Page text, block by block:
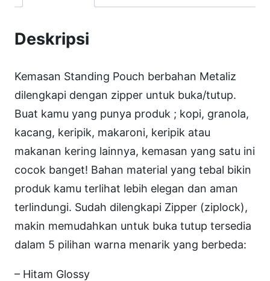
t
P
o
u
c
h
M
e
t
a
l
i
Deskripsi
Kemasan Standing Pouch berbahan Metaliz
dilengkapi dengan zipper untuk buka/tutup.
Buat kamu yang punya produk ; kopi, granola,
kacang, keripik, makaroni, keripik atau
makanan kering lainnya, kemasan yang satu ini
cocok banget! Bahan material yang tebal bikin
produk kamu terlihat lebih elegan dan aman
terlindungi. Sudah dilengkapi Zipper (ziplock),
makin memudahkan untuk buka tutup tersedia
dalam 5 pilihan warna menarik yang berbeda:
– Hitam Glossy